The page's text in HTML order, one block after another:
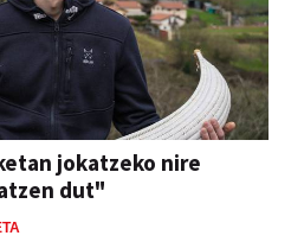
jokatzeko nire
dut"